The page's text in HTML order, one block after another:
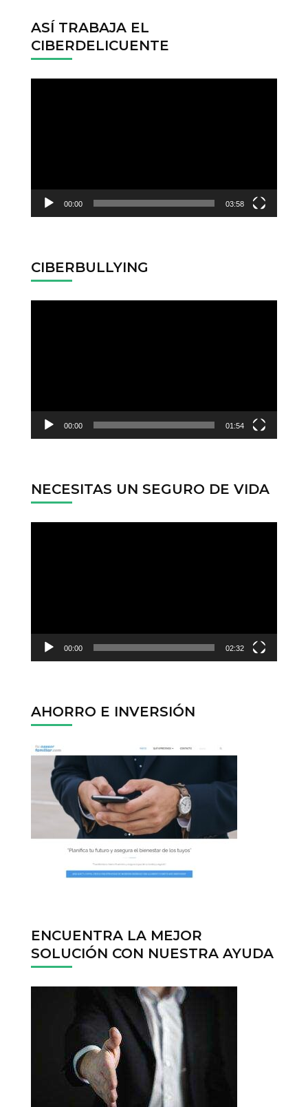
ASÍ TRABAJA EL
CIBERDELICUENTE
00:00 03:58
CIBERBULLYING
00:00 01:54
NECESITAS UN SEGURO DE VIDA
00:00 02:32
AHORRO E INVERSIÓN
ENCUENTRA LA MEJOR
SOLUCIÓN CON NUESTRA AYUDA